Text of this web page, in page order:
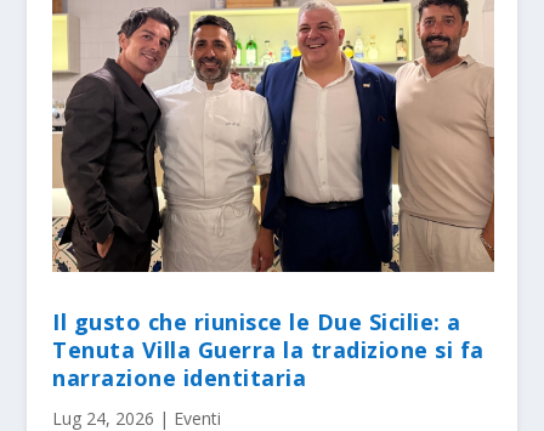
Il gusto che riunisce le Due Sicilie: a
Tenuta Villa Guerra la tradizione si fa
narrazione identitaria
Lug 24, 2026 | Eventi